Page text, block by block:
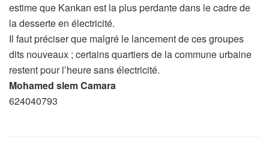
estime que Kankan est la plus perdante dans le cadre de
la desserte en électricité.
Il faut préciser que malgré le lancement de ces groupes
dits nouveaux ; certains quartiers de la commune urbaine
restent pour l’heure sans électricité.
Mohamed slem Camara
624040793